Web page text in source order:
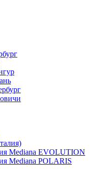
Mediana EVOLUTION
Mediana POLARIS